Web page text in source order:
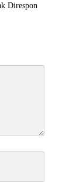
Direspon